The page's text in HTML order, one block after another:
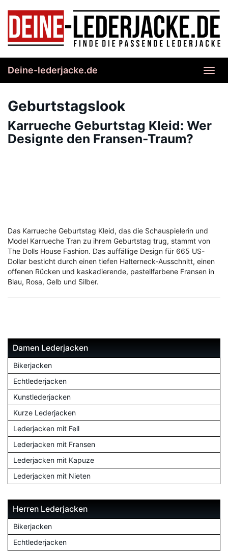
content
Deine-lederjacke.de
Geburtstagslook
Karrueche Geburtstag Kleid: Wer
Designte den Fransen-Traum?
Das Karrueche Geburtstag Kleid, das die Schauspielerin und
Model Karrueche Tran zu ihrem Geburtstag trug, stammt von
The Dolls House Fashion. Das auffällige Design für 665 US-
Dollar besticht durch einen tiefen Halterneck-Ausschnitt, einen
offenen Rücken und kaskadierende, pastellfarbene Fransen in
Blau, Rosa, Gelb und Silber.
Damen Lederjacken
Bikerjacken
Echtlederjacken
Kunstlederjacken
Kurze Lederjacken
Lederjacken mit Fell
Lederjacken mit Fransen
Lederjacken mit Kapuze
Lederjacken mit Nieten
Herren Lederjacken
Bikerjacken
Echtlederjacken